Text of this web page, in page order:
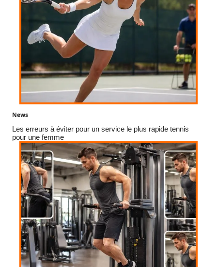
News
Les erreurs à éviter pour un service le plus rapide tennis
pour une femme